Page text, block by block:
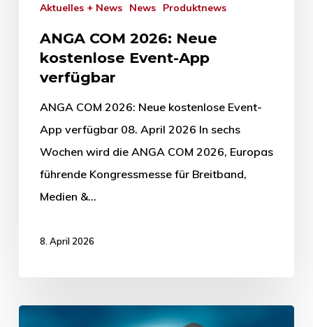
Aktuelles + News News Produktnews
ANGA COM 2026: Neue
kostenlose Event-App
verfügbar
ANGA COM 2026: Neue kostenlose Event-
App verfügbar 08. April 2026 In sechs
Wochen wird die ANGA COM 2026, Europas
führende Kongressmesse für Breitband,
Medien &…
8. April 2026